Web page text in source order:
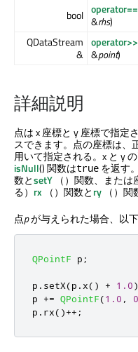
bool operator==
&rhs)
QDataStream
&
operator>>
&point)
詳細説明
点は x 座標と y 座標で指定さ
スできます。点の座標は、
用いて指定される。x と y
isNull() 関数はtrue を返す
数とsetY （）関数、また
る） rx （）関数とry （）
点pが与えられた場合、以
QPointF p ;
p . setX(p . x() + 1.0
p += QPointF(1.0 ,
p . rx()++ ;